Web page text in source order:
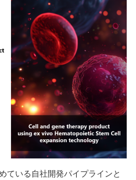
ている自社開発パイプラインと